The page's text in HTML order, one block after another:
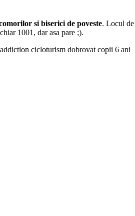
si biserici de poveste. Locul
1001, dar asa pare ;).